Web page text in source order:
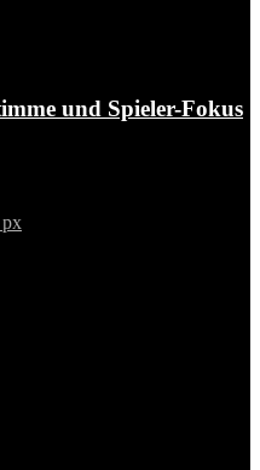
und Spieler-Fokus